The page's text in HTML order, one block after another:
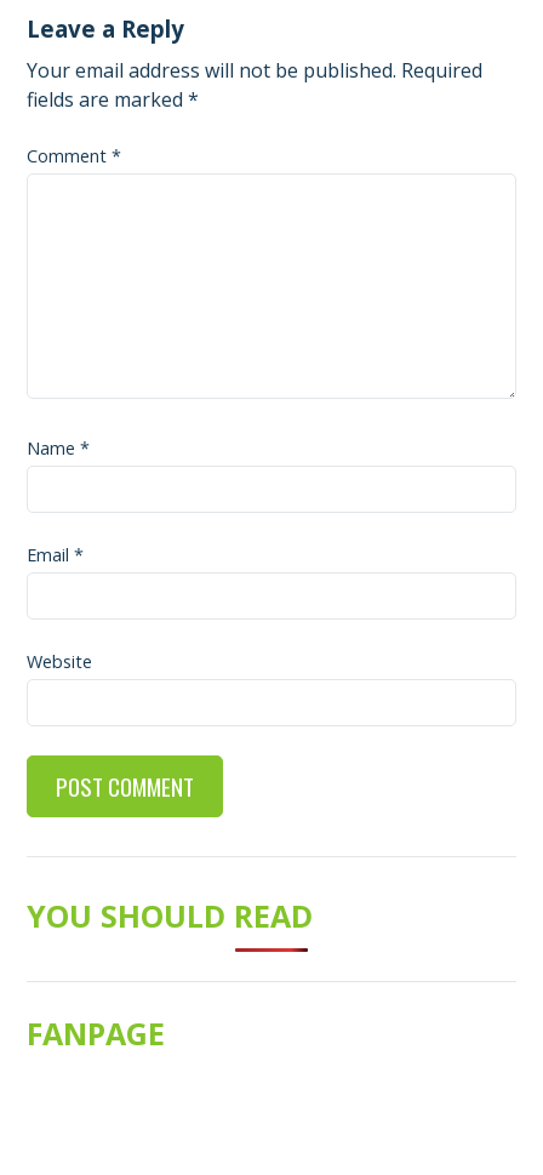
Leave a Reply
Your email address will not be published. Required
fields are marked*
Comment*
Name*
Email*
Website
YOU SHOULD READ
FANPAGE